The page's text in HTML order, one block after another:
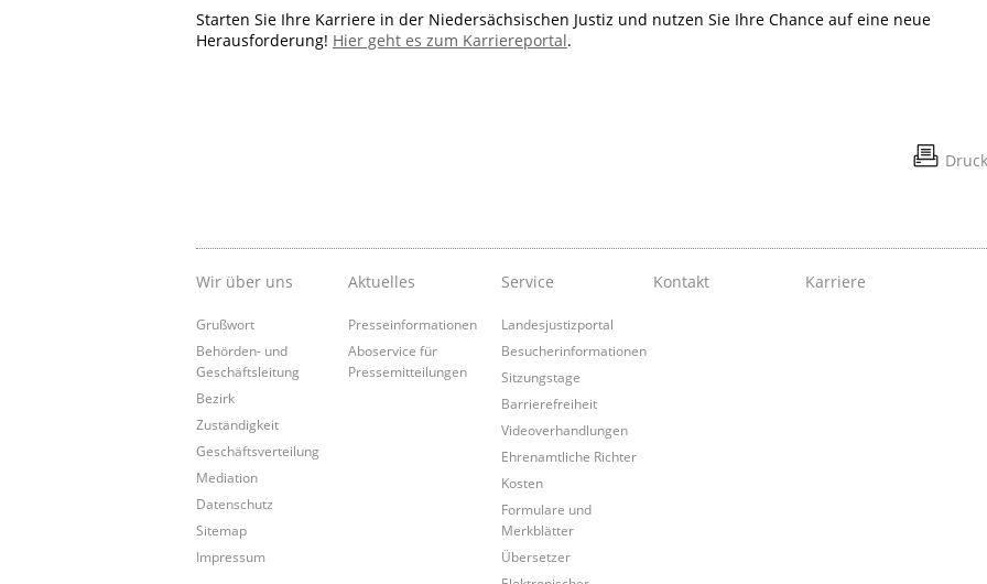
Starten Sie Ihre Karriere in der Niedersächsischen Justiz und nutzen Sie Ihre Chance auf eine neue
Herausforderung! Hier geht es zum Karriereportal.
Wir über uns
Grußwort
Behörden- und
Geschäftsleitung
Bezirk
Zuständigkeit
Geschäftsverteilung
Mediation
Datenschutz
Sitemap
Impressum
Aktuelles
Presseinformationen
Aboservice für
Pressemitteilungen
Service
Landesjustizportal
Besucherinformationen
Sitzungstage
Barrierefreiheit
Videoverhandlungen
Ehrenamtliche Richter
Kosten
Formulare und
Merkblätter
Übersetzer
Kontakt Karriere